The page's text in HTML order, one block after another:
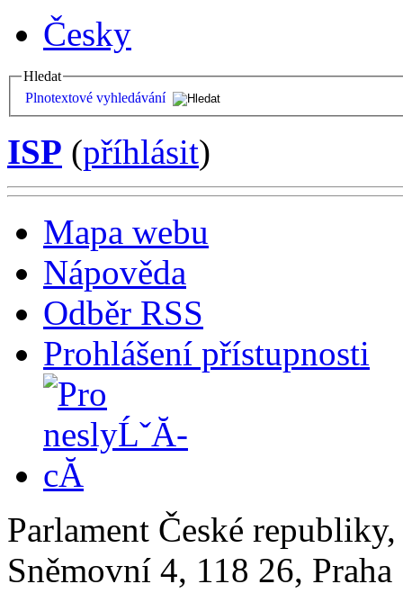
Česky
Hledat
Plnotextové vyhledávání
ISP (příhlásit)
Mapa webu
Nápověda
Odběr RSS
Prohlášení přístupnosti
Parlament České
Sněmovní 4, 118 26,